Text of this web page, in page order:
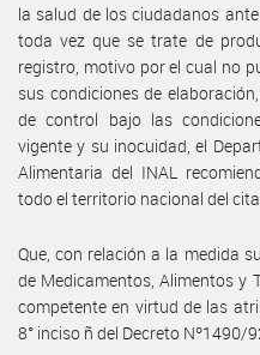
la salud de los ciudadanos
toda vez que se trate de
registro, motivo por el cual no
sus condiciones de
de control bajo las
vigente y su inocuidad, el
Alimentaria del INAL
todo el territorio nacional del
Que, con relación a la medida
de Medicamentos, Alimentos y
competente en virtud de las
8° inciso ñ del Decreto Nº1490/